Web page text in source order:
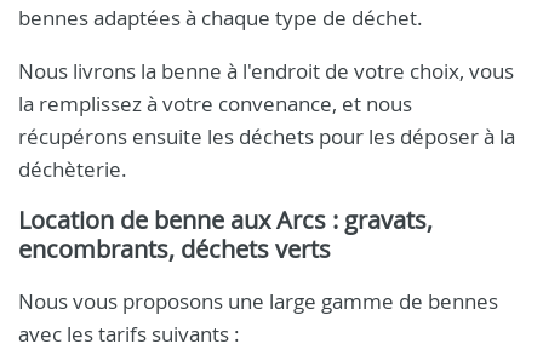
bennes adaptées à chaque type de déchet.
Nous livrons la benne à l'endroit de votre choix, vous
la remplissez à votre convenance, et nous
récupérons ensuite les déchets pour les déposer à la
déchèterie.
Location de benne aux Arcs : gravats,
encombrants, déchets verts
Nous vous proposons une large gamme de bennes
avec les tarifs suivants :